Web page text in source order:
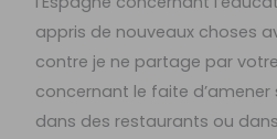
appris de nouveaux choses
contre je ne partage par
concernant le faite
dans des restaurants ou